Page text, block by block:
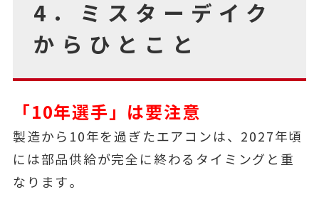
4．ミスターデイク
からひとこと
「10年選手」は要注意
製造から10年を過ぎたエアコンは、2027年頃
には部品供給が完全に終わるタイミングと重
なります。